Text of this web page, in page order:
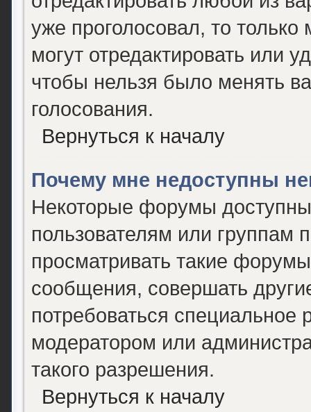
уже проголосовал, то
могут отредактировать или
чтобы нельзя было менять
голосования.
Вернуться к началу
Почему мне недоступны
Некоторые форумы
пользователям или группам
просматривать такие
сообщения, совершать
потребоваться
модератором или
такого разрешения.
Вернуться к началу